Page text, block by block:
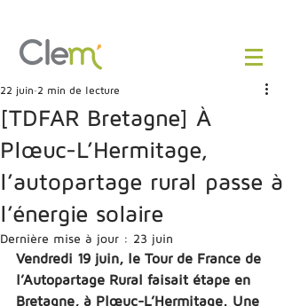
[TDFAR Bretagne] À
Plœuc-L’Hermitage,
l’autopartage rural passe à
l’énergie solaire
22 juin 2 min de lecture
Dernière mise à jour : 23 juin
Vendredi 19 juin, le Tour de France de
l’Autopartage Rural faisait étape en
Bretagne, à Plœuc-L’Hermitage. Une